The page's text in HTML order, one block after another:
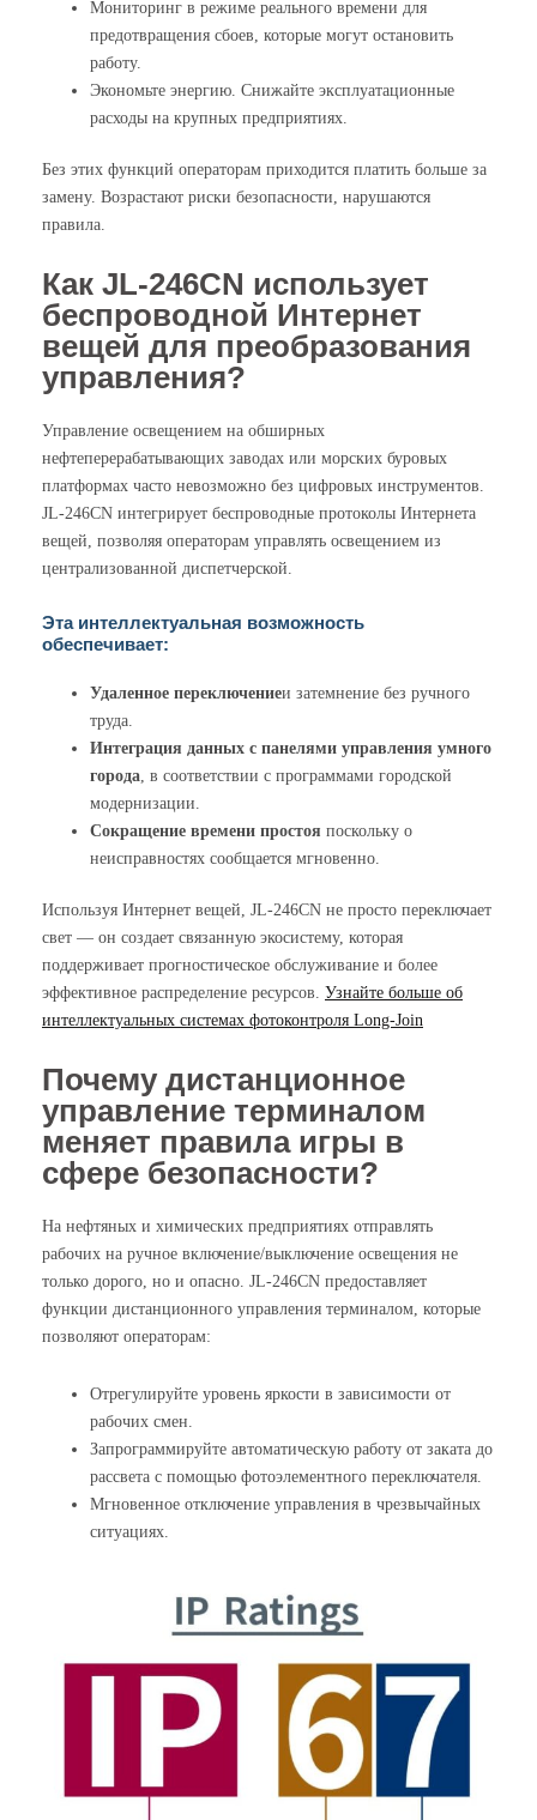
Мониторинг в режиме реального времени для
предотвращения сбоев, которые могут остановить
работу.
Экономьте энергию. Снижайте эксплуатационные
расходы на крупных предприятиях.
Без этих функций операторам приходится платить больше за
замену. Возрастают риски безопасности, нарушаются
правила.
Как JL-246CN использует
беспроводной Интернет
вещей для преобразования
управления?
Управление освещением на обширных
нефтеперерабатывающих заводах или морских буровых
платформах часто невозможно без цифровых инструментов.
JL-246CN интегрирует беспроводные протоколы Интернета
вещей, позволяя операторам управлять освещением из
централизованной диспетчерской.
Эта интеллектуальная возможность
обеспечивает:
Удаленное переключениеи затемнение без ручного
труда.
Интеграция данных с панелями управления умного
города, в соответствии с программами городской
модернизации.
Сокращение времени простоя поскольку о
неисправностях сообщается мгновенно.
Используя Интернет вещей, JL-246CN не просто переключает
свет — он создает связанную экосистему, которая
поддерживает прогностическое обслуживание и более
эффективное распределение ресурсов. Узнайте больше об
интеллектуальных системах фотоконтроля Long-Join
Почему дистанционное
управление терминалом
меняет правила игры в
сфере безопасности?
На нефтяных и химических предприятиях отправлять
рабочих на ручное включение/выключение освещения не
только дорого, но и опасно. JL-246CN предоставляет
функции дистанционного управления терминалом, которые
позволяют операторам:
Отрегулируйте уровень яркости в зависимости от
рабочих смен.
Запрограммируйте автоматическую работу от заката до
рассвета с помощью фотоэлементного переключателя.
Мгновенное отключение управления в чрезвычайных
ситуациях.